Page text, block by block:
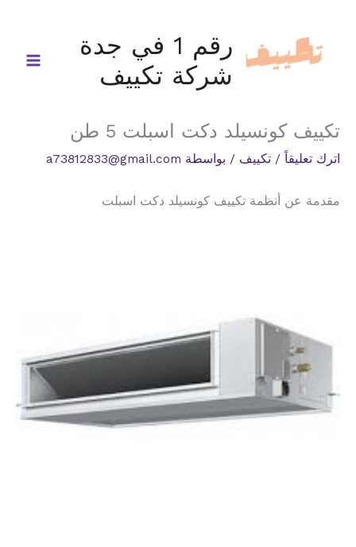
المحتوى
رقم 1 في جدة
شركة تكييف
تكييف كونسيلد دكت اسبلت 5 طن
اترك تعليقاً / تكييف / بواسطة a73812833@gmail.com
مقدمة عن أنظمة تكييف كونسيلد دكت اسبلت